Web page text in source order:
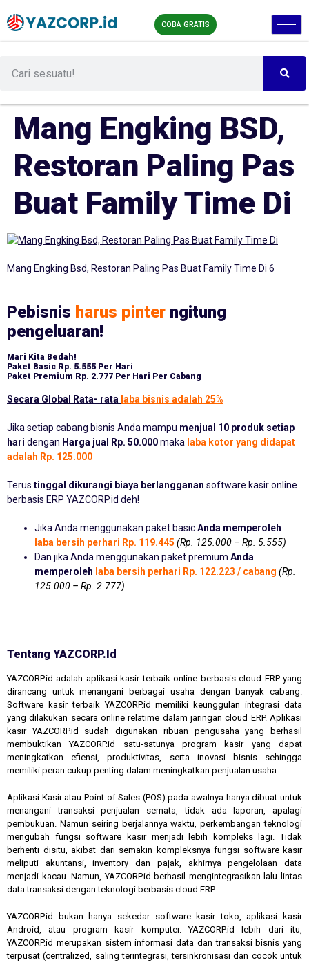
COBA GRATIS
Mang Engking BSD,
Restoran Paling Pas
Buat Family Time Di
Mang Engking Bsd, Restoran Paling Pas Buat Family Time Di 6
Pebisnis harus pinter ngitung
pengeluaran!
Mari Kita Bedah!
Paket Basic Rp. 5.555 Per Hari
Paket Premium Rp. 2.777 Per Hari Per Cabang
Secara Global Rata- rata laba bisnis adalah 25%
Jika setiap cabang bisnis Anda mampu menjual 10 produk setiap
hari dengan Harga jual Rp. 50.000maka laba kotor yang didapat
adalah Rp. 125.000
Terus tinggal dikurangi biaya berlangganan software kasir online
berbasis ERP YAZCORP.id deh!
Jika Anda menggunakan paket basicAnda memperoleh
laba bersih perhari Rp. 119.445 (Rp. 125.000 – Rp. 5.555)
Dan jika Anda menggunakan paket premium Anda
memperoleh laba bersih perhari Rp. 122.223 / cabang (Rp.
125.000 – Rp. 2.777)
Tentang YAZCORP.id
YAZCORP.id adalah aplikasi kasir terbaik online berbasis cloud ERP yang
dirancang untuk menangani berbagai usaha dengan banyak cabang.
Software kasir terbaik YAZCORP.id memiliki keunggulan integrasi data
yang dilakukan secara online relatime dalam jaringan cloud ERP. Aplikasi
kasir YAZCORP.id sudah digunakan ribuan pengusaha yang berhasil
membuktikan YAZCORP.id satu-satunya program kasir yang dapat
meningkatkan efiensi, produktivitas, serta inovasi bisnis sehingga
memiliki peran cukup penting dalam meningkatkan penjualan usaha.
Aplikasi Kasir atau Point of Sales (POS) pada awalnya hanya dibuat untuk
menangani transaksi penjualan semata, tidak ada laporan, apalagi
pembukuan. Namun seiring berjalannya waktu, perkembangan teknologi
mengubah fungsi software kasir menjadi lebih kompleks lagi. Tidak
berhenti disitu, akibat dari semakin kompleksnya fungsi software kasir
meliputi akuntansi, inventory dan pajak, akhirnya pengelolaan data
menjadi kacau. Namun, YAZCORP.id berhasil mengintegrasikan lalu lintas
data transaksi dengan teknologi berbasis cloud ERP.
YAZCORP.id bukan hanya sekedar software kasir toko, aplikasi kasir
Android, atau program kasir komputer. YAZCORP.id lebih dari itu,
YAZCORP.id merupakan sistem informasi data dan transaksi bisnis yang
terpusat (centralized, saling terintegrasi, tersinkronisasi dan cocok untuk